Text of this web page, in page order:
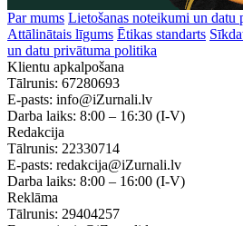
Par mums Lietošanas noteikumi un datu
Attālinātais līgums Ētikas standarts
un datu privātuma politika
Klientu apkalpošana
Tālrunis: 67280693
E-pasts: info@iZurnali.lv
Darba laiks: 8:00 – 16:30 (I-V)
Redakcija
Tālrunis: 22330714
E-pasts: redakcija@iZurnali.lv
Darba laiks: 8:00 – 16:00 (I-V)
Reklāma
Tālrunis: 29404257